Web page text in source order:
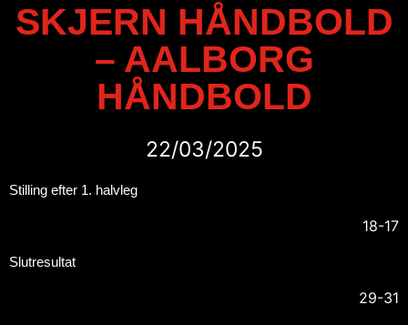
SKJERN HÅNDBOLD
– AALBORG
HÅNDBOLD
22/03/2025
Stilling efter 1. halvleg
18-17
Slutresultat
29-31